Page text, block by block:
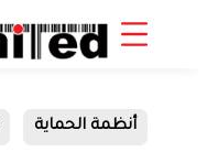
أنظمة الحماية